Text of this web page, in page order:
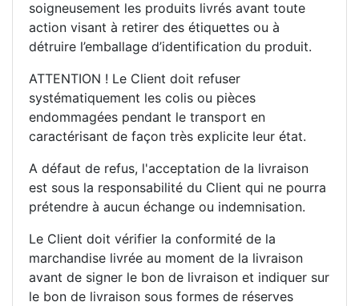
soigneusement les produits livrés avant toute
action visant à retirer des étiquettes ou à
détruire l’emballage d’identification du produit.
ATTENTION ! Le Client doit refuser
systématiquement les colis ou pièces
endommagées pendant le transport en
caractérisant de façon très explicite leur état.
A défaut de refus, l'acceptation de la livraison
est sous la responsabilité du Client qui ne pourra
prétendre à aucun échange ou indemnisation.
Le Client doit vérifier la conformité de la
marchandise livrée au moment de la livraison
avant de signer le bon de livraison et indiquer sur
le bon de livraison sous formes de réserves